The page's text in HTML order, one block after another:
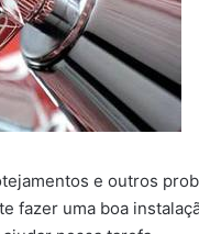
e outros
fazer uma boa